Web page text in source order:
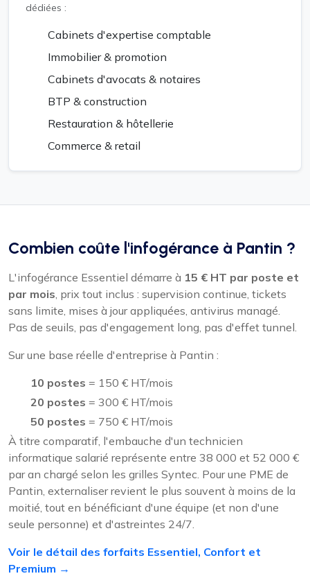
dédiées :
Cabinets d'expertise comptable
Immobilier & promotion
Cabinets d'avocats & notaires
BTP & construction
Restauration & hôtellerie
Commerce & retail
Combien coûte l'infogérance à Pantin ?
L'infogérance Essentiel démarre à 15 € HT par poste et
par mois , prix tout inclus : supervision continue, tickets
sans limite, mises à jour appliquées, antivirus managé.
Pas de seuils, pas d'engagement long, pas d'effet tunnel.
Sur une base réelle d'entreprise à Pantin :
10 postes = 150 € HT/mois
20 postes = 300 € HT/mois
50 postes = 750 € HT/mois
À titre comparatif, l'embauche d'un technicien
informatique salarié représente entre 38 000 et 52 000 €
par an chargé selon les grilles Syntec. Pour une PME de
Pantin, externaliser revient le plus souvent à moins de la
moitié, tout en bénéficiant d'une équipe (et non d'une
seule personne) et d'astreintes 24/7.
Voir le détail des forfaits Essentiel, Confort et
Premium →